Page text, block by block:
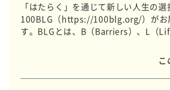
「はたらく」を通じて新しい人生の
100BLG（https://100blg.org/）がお
す。BLGとは、B（Barriers）、L（
を通じてメンバーと一緒に企業と協
タチにしています。 全国のBLGのい
します。
こ